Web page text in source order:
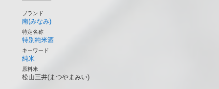
ブランド
南(みなみ)
特定名称
特別純米酒
キーワード
純米
原料米
松山三井(まつやまみい)